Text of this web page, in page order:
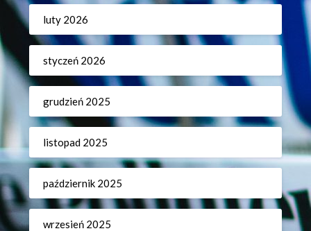
luty 2026
styczeń 2026
grudzień 2025
listopad 2025
październik 2025
wrzesień 2025